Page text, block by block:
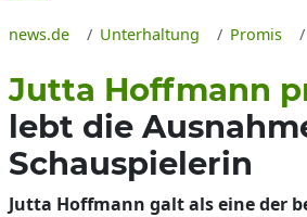
news.de Unterhaltung Promis
Jutta Hoffmann
lebt die
Schauspielerin
Jutta Hoffmann galt als eine der